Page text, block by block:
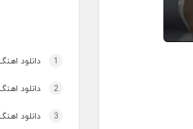
1 دانلود اهنگ تاپ و
2 دانلود
3 دانلود